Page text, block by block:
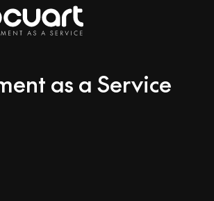
as a Service